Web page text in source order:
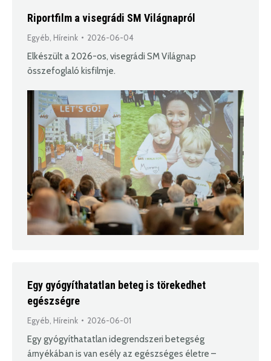
Riportfilm a visegrádi SM Világnapról
Egyéb Híreink 2026-06-04
Elkészült a 2026-os, visegrádi SM Világnap
összefoglaló kisfilmje.
Egy gyógyíthatatlan beteg is törekedhet
egészségre
Egyéb Híreink 2026-06-01
Egy gyógyíthatatlan idegrendszeri betegség
árnyékában is van esély az egészséges életre –